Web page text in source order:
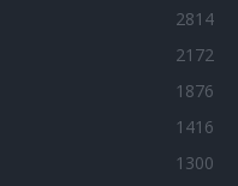
2814
2172
1876
1416
1300